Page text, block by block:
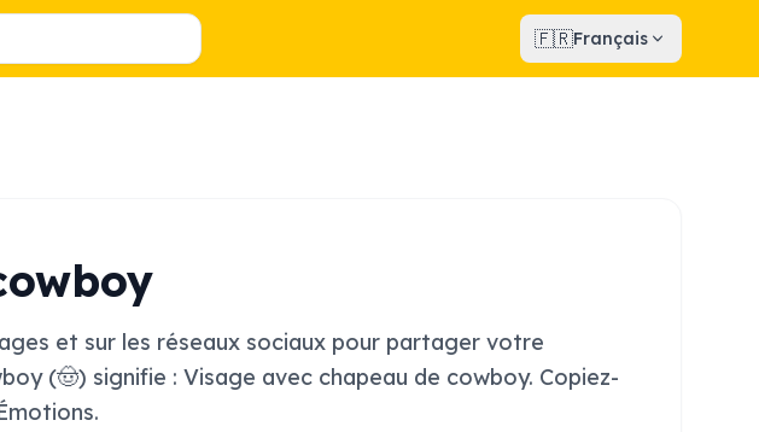
🇫🇷Français
et sur les réseaux sociaux pour partager votre
(🤠) signifie : Visage avec chapeau de cowboy. Copiez-